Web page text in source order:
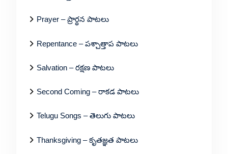
Prayer – ప్రార్థన పాటలు
Repentance – పశ్చాత్తాప పాటలు
Salvation – రక్షణ పాటలు
Second Coming – రాకడ పాటలు
Telugu Songs – తెలుగు పాటలు
Thanksgiving – కృతజ్ఞత పాటలు